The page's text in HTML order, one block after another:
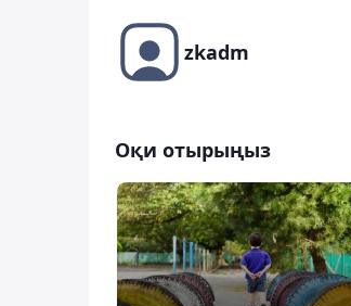
zkadm
Оқи отырыңыз